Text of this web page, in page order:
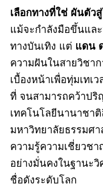
เลือกทางที่ใช่ ผันตัว
แม้จะกำลังมือขึ้นแล
ทางบันเทิง แต่ แดน
ความฝันในสายวิชา
เบื้องหน้าเพื่อทุ่มเทเ
ที่ จนสามารถคว้าป
เทคโนโลยีนานาชา
มหาวิทยาลัยธรรมศา
ความรู้ความเชี่ยวช
อย่างมั่นคงในฐานะ
ชื่อดังระดับโลก